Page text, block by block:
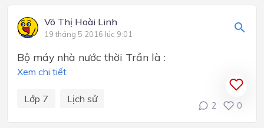
Võ Thị Hoài Linh
19 tháng 5 2016 lúc 9:01
Bộ máy nhà nước thời Trần là :
Xem chi tiết
Lớp 7 Lịch sử
2 0